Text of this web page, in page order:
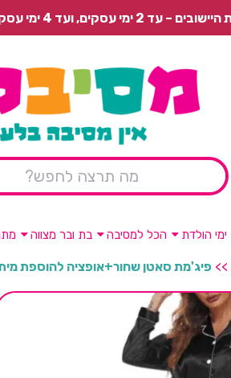
רגיל בתשלום או איסוף עצמי חינם.
ימי הולדת הכל למסיבה בת ובר מצווה
>> פיג'מת סאטן שחור+אופציה להוספת